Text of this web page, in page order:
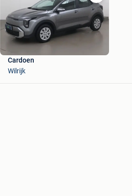
Bewaren
in
Mijn
Favorieten
Cardoen
Wilrijk